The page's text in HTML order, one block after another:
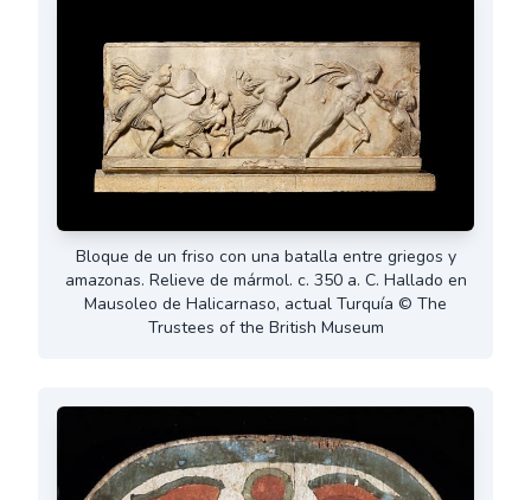
Bloque de un friso con una batalla entre griegos y
amazonas. Relieve de mármol. c. 350 a. C. Hallado en
Mausoleo de Halicarnaso, actual Turquía © The
Trustees of the British Museum